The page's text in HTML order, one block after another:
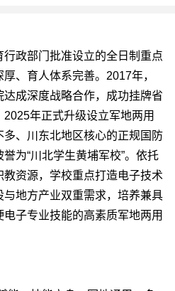
政部门批准设立的全日制重点
、育人体系完善。2017年，
成深度战略合作，成功挂牌省
年正式升级设立军地两用
、川东北地区核心的正规国防
为“川北学生黄埔军校”。依托
资源，学校重点打造电子技术
与地方产业双重需求，培养兼具
子专业技能的高素质军地两用